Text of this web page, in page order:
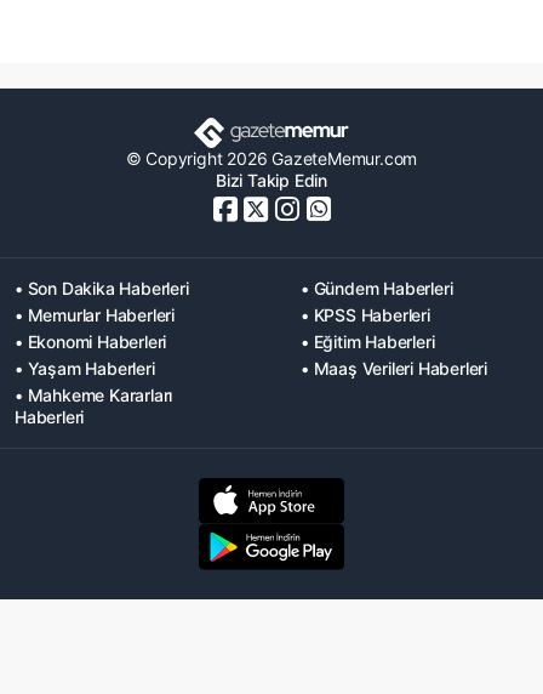
© Copyright 2026 GazeteMemur.com
Bizi Takip Edin
• Son Dakika Haberleri
• Gündem Haberleri
• Memurlar Haberleri
• KPSS Haberleri
• Ekonomi Haberleri
• Eğitim Haberleri
• Yaşam Haberleri
• Maaş Verileri Haberleri
• Mahkeme Kararları
Haberleri